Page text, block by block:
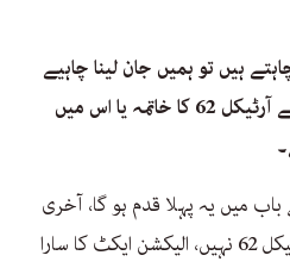
ہیں تو ہمیں جان لینا چاہیے
کہ اس کے لیے آئین پاکستان کے آرٹیکل 62 کا خاتمہ یا اس میں
میں یہ پہلا قدم ہو گا، آخری
کا آرٹیکل 62 نہیں، الیکشن ایکٹ کا سارا